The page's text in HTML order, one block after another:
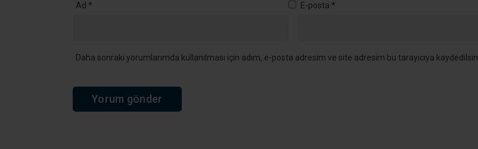
Ad * E-posta *
Daha sonraki yorumlarımda kullanılması için adım, e-posta adresim ve site adresim bu tarayıcıya kaydedilsin.